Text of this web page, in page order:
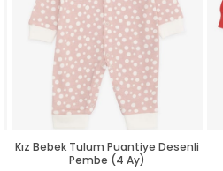
Kız Bebek Tulum Puantiye Desenli
Pembe (4 Ay)